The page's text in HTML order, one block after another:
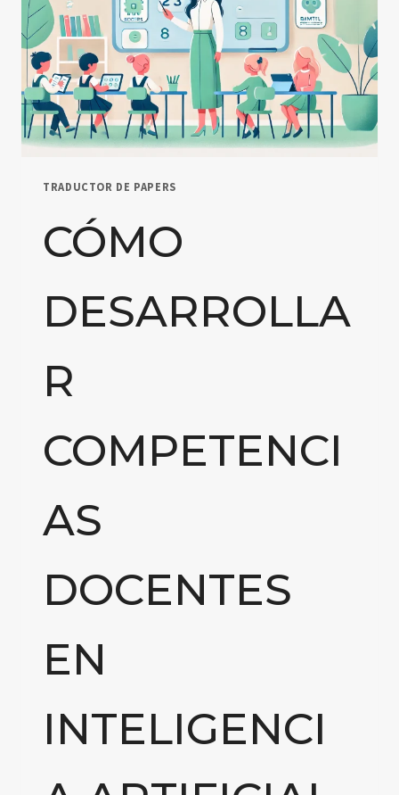
LA
INTELIGENCIA
ARTIFICIAL
EDUCATIVA
TRADUCTOR DE PAPERS
CÓMO
DESARROLLA
R
COMPETENCI
AS
DOCENTES
EN
INTELIGENCI